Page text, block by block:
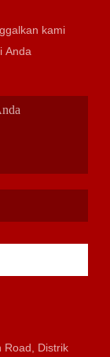
kami
Anda
Road, Distrik